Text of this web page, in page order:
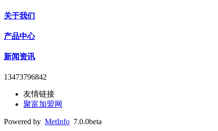
关于我们
产品中心
新闻资讯
13473796842
友情链接
聚富加盟网
Powered by MetInfo 7.0.0beta